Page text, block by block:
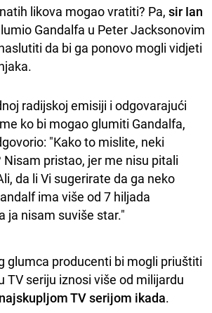
likova mogao vratiti? Pa, sir Ian
Gandalfa u Peter Jacksonovim
da bi ga ponovo mogli vidjeti
radijskoj emisiji i odgovarajući
ko bi mogao glumiti Gandalfa,
"Kako to mislite, neki
Nisam pristao, jer me nisu pitali
da li Vi sugerirate da ga neko
ima više od 7 hiljada
ja nisam suviše star."
glumca producenti bi mogli priuštiti
TV seriju iznosi više od milijardu
najskupljom TV serijom ikada.